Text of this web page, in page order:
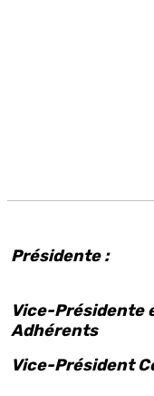
Vice-Présidente
Vice-